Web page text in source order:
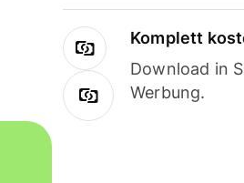
Komplett
Download in
Werbung.